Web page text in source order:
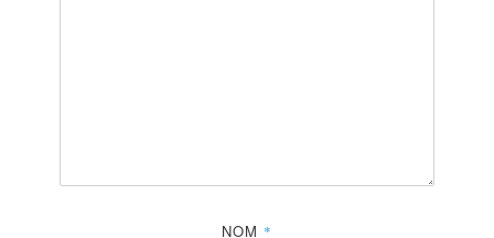
NOM *